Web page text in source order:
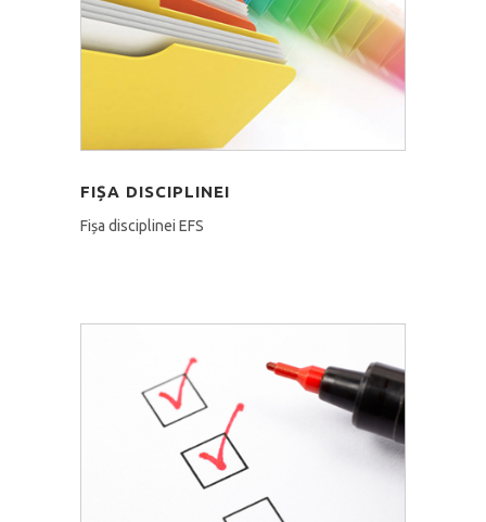
FIȘA DISCIPLINEI
Fișa disciplinei EFS